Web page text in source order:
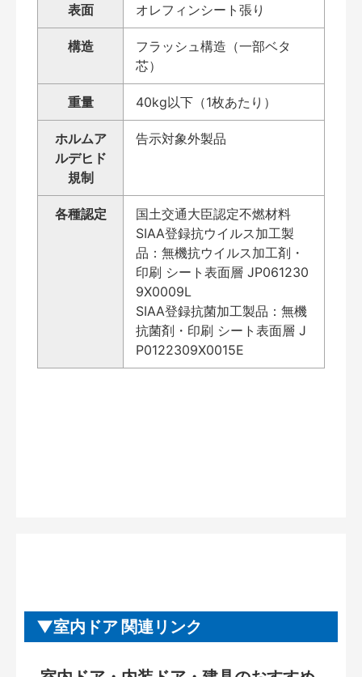
表面 オレフィンシート張り
構造
フラッシュ構造（一部ベタ
芯）
重量 40kg以下（1枚あたり）
ホルムア
ルデヒド
規制
告示対象外製品
各種認定
国土交通大臣認定不燃材料
SIAA登録抗ウイルス加工製
品：無機抗ウイルス加工剤・
印刷 シート表面層 JP061230
9X0009L
SIAA登録抗菌加工製品：無機
抗菌剤・印刷 シート表面層 J
P0122309X0015E
室内ドア 関連リンク